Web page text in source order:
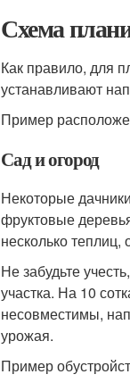
Схема
Как правило, для
устанавливают
Пример
Сад и огород
Некоторые
фруктовые
несколько
Не забудьте
участка. На 10
несовместимы,
урожая.
Пример